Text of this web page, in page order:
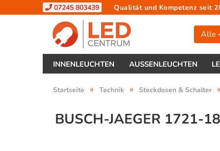
07245 803439 Qualität und Kompetenz seit
Alle
INNENLEUCHTEN AUSSENLEUCHTEN
Startseite » Technik » Steckdosen & Schalter »
BUSCH-JAEGER 1721-